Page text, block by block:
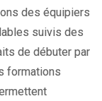
des équipiers
suivis des
de débuter par
formations